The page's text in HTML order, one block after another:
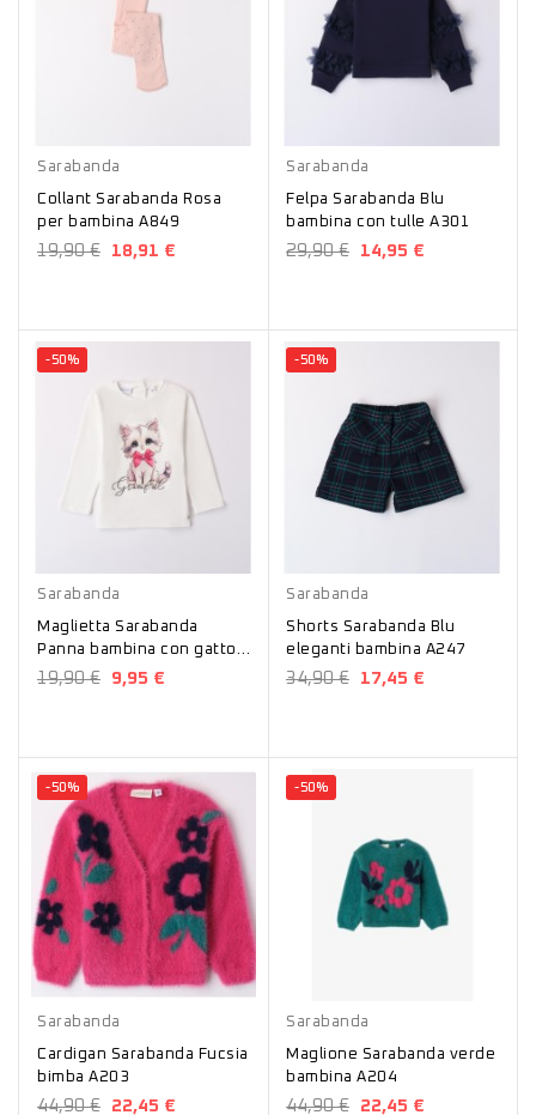
Sarabanda
Collant Sarabanda Rosa
per bambina A849
19,90 € 18,91 €
Sarabanda
Felpa Sarabanda Blu
bambina con tulle A301
29,90 € 14,95 €
-50%
Sarabanda
Maglietta Sarabanda
Panna bambina con gatto
A233
19,90 € 9,95 €
-50%
Sarabanda
Shorts Sarabanda Blu
eleganti bambina A247
34,90 € 17,45 €
Fucsia
-50%
Sarabanda
Cardigan Sarabanda Fucsia
bimba A203
44,90 € 22,45 €
-50%
Sarabanda
Maglione Sarabanda verde
bambina A204
44,90 € 22,45 €